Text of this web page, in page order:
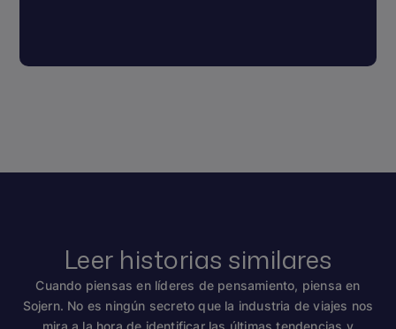
Leer historias similares
Cuando piensas en líderes de pensamiento, piensa en
Sojern. No es ningún secreto que la industria de viajes nos